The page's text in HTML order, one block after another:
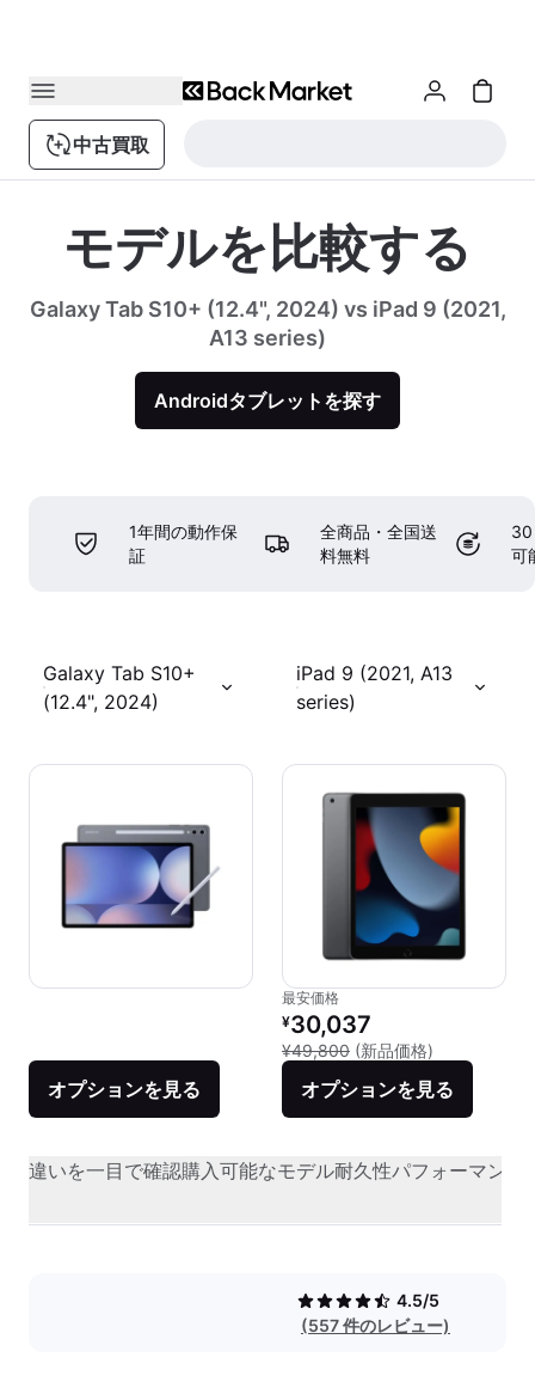
中古買取
モデルを比較する
Galaxy Tab S10+ (12.4", 2024) vs iPad 9 (2021,
A13 series)
Androidタブレットを探す
1年間の動作保
証
全商品・全国送
料無料
30
可
Galaxy Tab S10+
(12.4", 2024)
iPad 9 (2021, A13
series)
オプションを見る
最安価格
リファービッシュ品の価格：
¥30,037
¥49,800 (新品価格)
オプションを見る
違いを一目で確認購入可能なモデル耐久性パフォーマンス
4.5/5
(557 件のレビュー)